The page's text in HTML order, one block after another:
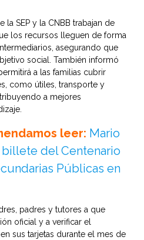
la SEP y la CNBB trabajan de
los recursos lleguen de forma
asegurando que
social. También informó
a las familias cubrir
como útiles, transporte y
a mejores
leer: Mario
del Centenario
Públicas en
padres y tutores a que
oficial y a verificar el
sus tarjetas durante el mes de